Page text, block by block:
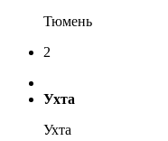
Тюмень
2
Ухта
Ухта